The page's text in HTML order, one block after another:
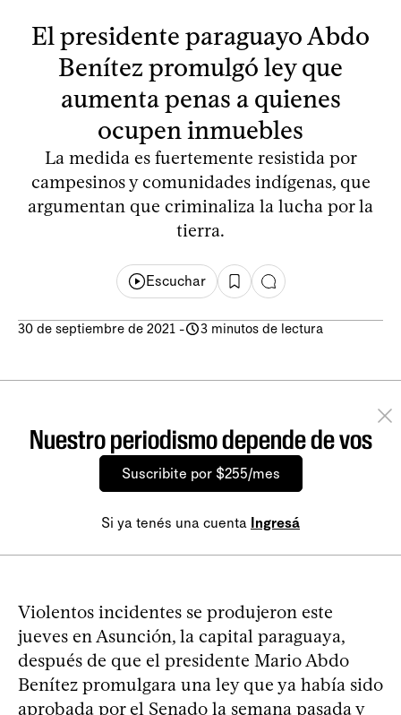
El presidente paraguayo Abdo
Benítez promulgó ley que
aumenta penas a quienes
ocupen inmuebles
La medida es fuertemente resistida por
campesinos y comunidades indígenas, que
argumentan que criminaliza la lucha por la
tierra.
Escuchar
30 de septiembre de 2021 - 3 minutos de lectura
Nuestro periodismo depende de vos
Suscribite por $255/mes
Si ya tenés una cuenta Ingresá
Violentos incidentes se produjeron este
jueves en Asunción, la capital paraguaya,
después de que el presidente Mario Abdo
Benítez promulgara una ley que ya había sido
aprobada por el Senado la semana pasada y